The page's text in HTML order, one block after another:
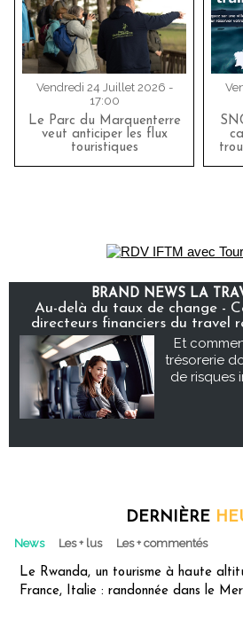
Vendredi 24 Juillet 2026 -
17:00
Le Parc du Marquenterre
veut anticiper les flux
touristiques
BRAND NEWS LA
Au-delà du taux de change -
directeurs financiers du travel
Et
trésorerie
de risques
DERNIÈRE
News Les + lus Les + commentés
Le Rwanda, un tourisme à haute
France, Italie : randonnée dans le